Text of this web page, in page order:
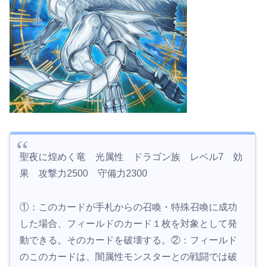
聖夜に煌めく竜 光属性 ドラゴン族 レベル7 効
果 攻撃力2500 守備力2300
①：このカードが手札からの召喚・特殊召喚に成功
した場合、フィールドのカード１枚を対象として発
動できる。そのカードを破壊する。②：フィールド
のこのカードは、闇属性モンスターとの戦闘では破